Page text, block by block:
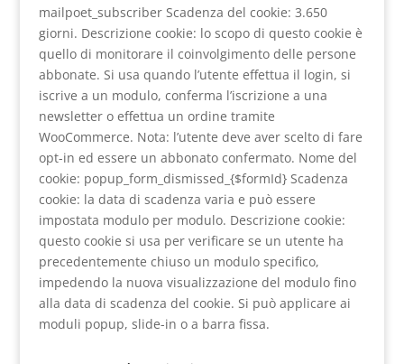
mailpoet_subscriber Scadenza del cookie: 3.650
giorni. Descrizione cookie: lo scopo di questo cookie è
quello di monitorare il coinvolgimento delle persone
abbonate. Si usa quando l’utente effettua il login, si
iscrive a un modulo, conferma l’iscrizione a una
newsletter o effettua un ordine tramite
WooCommerce. Nota: l’utente deve aver scelto di fare
opt-in ed essere un abbonato confermato. Nome del
cookie: popup_form_dismissed_{$formId} Scadenza
cookie: la data di scadenza varia e può essere
impostata modulo per modulo. Descrizione cookie:
questo cookie si usa per verificare se un utente ha
precedentemente chiuso un modulo specifico,
impedendo la nuova visualizzazione del modulo fino
alla data di scadenza del cookie. Si può applicare ai
moduli popup, slide-in o a barra fissa.